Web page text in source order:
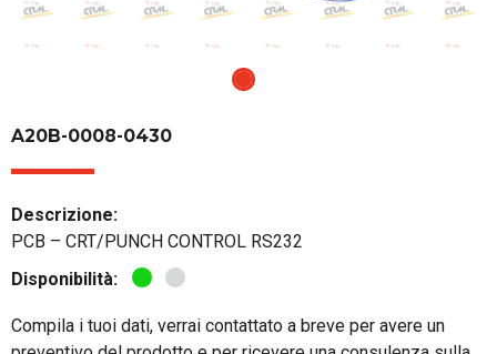
A20B-0008-0430
Descrizione:
PCB – CRT/PUNCH CONTROL RS232
Disponibilità:
Compila i tuoi dati, verrai contattato a breve per avere un